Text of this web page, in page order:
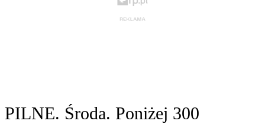
PILNE. Środa. Poniżej 300